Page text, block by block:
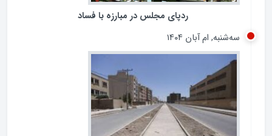
ردپای مجلس در مبارزه با فساد
سه‌شنبه, ام آبان ۱۴۰۴